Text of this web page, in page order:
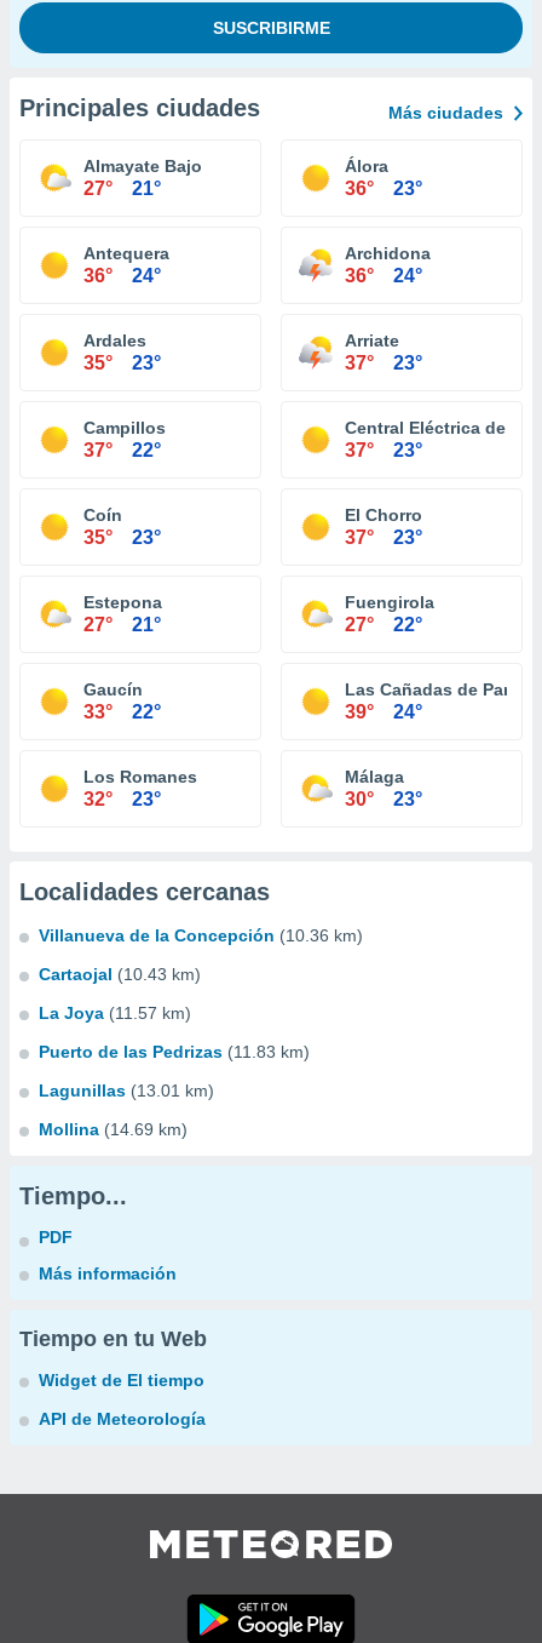
Principales ciudades Más ciudades
Almayate Bajo
27° 21°
Álora
36° 23°
Antequera
36° 24°
Archidona
36° 24°
Ardales
35° 23°
Arriate
37° 23°
Campillos
37° 22°
Central Eléctrica de
37° 23°
Coín
35° 23°
El Chorro
37° 23°
Estepona
27° 21°
Fuengirola
27° 22°
Gaucín
33° 22°
Las Cañadas de Pareja
39° 24°
Los Romanes
32° 23°
Málaga
30° 23°
Localidades cercanas
Villanueva de la Concepción (10.36 km)
Cartaojal (10.43 km)
La Joya (11.57 km)
Puerto de las Pedrizas (11.83 km)
Lagunillas (13.01 km)
Mollina (14.69 km)
Tiempo...
PDF
Más información
Tiempo en tu Web
Widget de El tiempo
API de Meteorología